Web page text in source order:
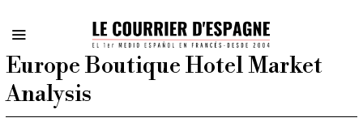
Europe Boutique Hotel Market
Analysis